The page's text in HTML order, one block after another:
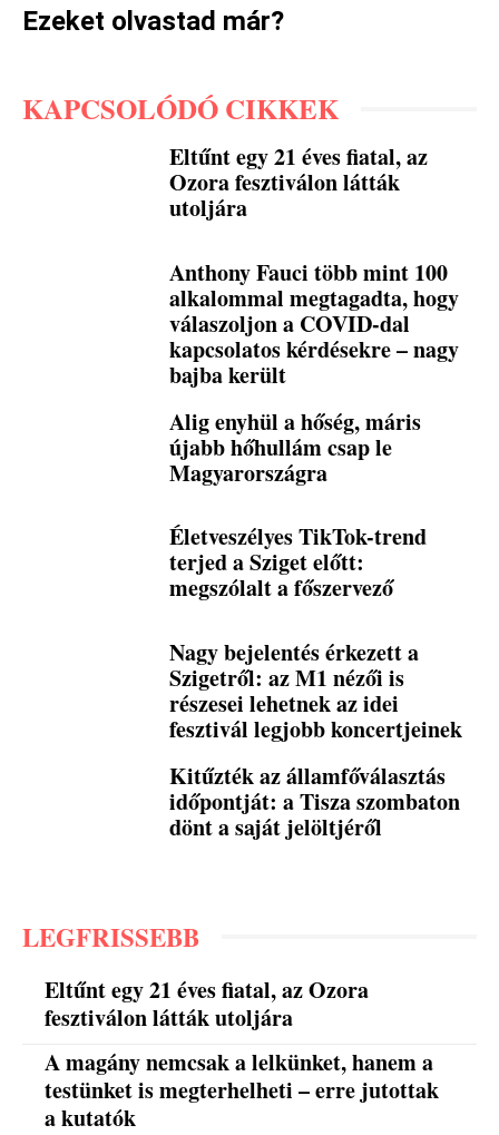
Ezeket olvastad már?
KAPCSOLÓDÓ CIKKEK
Eltűnt egy 21 éves fiatal, az
Ozora fesztiválon látták
utoljára
Anthony Fauci több mint 100
alkalommal megtagadta, hogy
válaszoljon a COVID-dal
kapcsolatos kérdésekre – nagy
bajba került
Alig enyhül a hőség, máris
újabb hőhullám csap le
Magyarországra
Életveszélyes TikTok-trend
terjed a Sziget előtt:
megszólalt a főszervező
Nagy bejelentés érkezett a
Szigetről: az M1 nézői is
részesei lehetnek az idei
fesztivál legjobb koncertjeinek
Kitűzték az államfőválasztás
időpontját: a Tisza szombaton
dönt a saját jelöltjéről
LEGFRISSEBB
Eltűnt egy 21 éves fiatal, az Ozora
fesztiválon látták utoljára
A magány nemcsak a lelkünket, hanem a
testünket is megterhelheti – erre jutottak
a kutatók